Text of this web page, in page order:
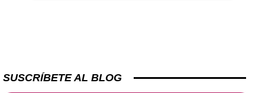
SUSCRÍBETE AL BLOG